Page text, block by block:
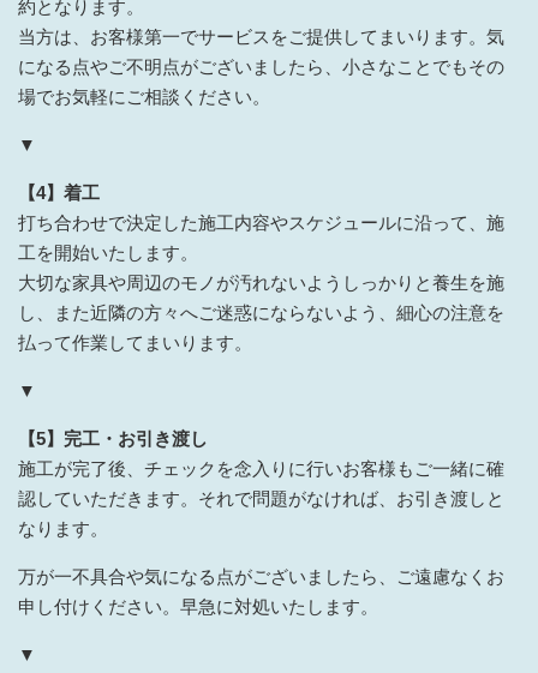
約となります。
当方は、お客様第一でサービスをご提供してまいります。気
になる点やご不明点がございましたら、小さなことでもその
場でお気軽にご相談ください。
▼
【4】着工
打ち合わせで決定した施工内容やスケジュールに沿って、施
工を開始いたします。
大切な家具や周辺のモノが汚れないようしっかりと養生を施
し、また近隣の方々へご迷惑にならないよう、細心の注意を
払って作業してまいります。
▼
【5】完工・お引き渡し
施工が完了後、チェックを念入りに行いお客様もご一緒に確
認していただきます。それで問題がなければ、お引き渡しと
なります。
万が一不具合や気になる点がございましたら、ご遠慮なくお
申し付けください。早急に対処いたします。
▼